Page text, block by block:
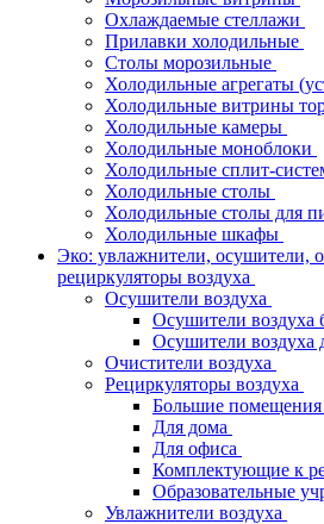
Охлаждаемые стеллажи
Прилавки холодильные
Столы морозильные
Холодильные агрегаты
Холодильные витрины
Холодильные камеры
Холодильные моноблоки
Холодильные сплит-
Холодильные столы
Холодильные столы для
Холодильные шкафы
Эко: увлажнители, осушители,
рециркуляторы воздуха
Осушители воздуха
Осушители воздуха
Осушители воздуха
Очистители воздуха
Рециркуляторы воздуха
Большие помещения
Для дома
Для офиса
Комплектующие к
Образовательные
Увлажнители воздуха